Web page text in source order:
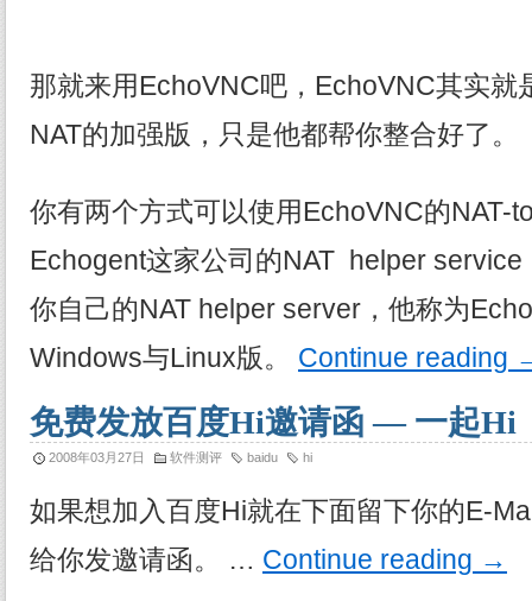
那就来用EchoVNC吧，EchoVNC其实就
NAT的加强版，只是他都帮你整合好了。
你有两个方式可以使用EchoVNC的NAT-
Echogent这家公司的NAT helper
你自己的NAT helper server，他称为
Windows与Linux版。 Continue reading
免费发放百度Hi邀请函 — 一起Hi
2008年03月27日 软件测评 baidu hi
如果想加入百度Hi就在下面留下你的E-
给你发邀请函。 … Continue reading →